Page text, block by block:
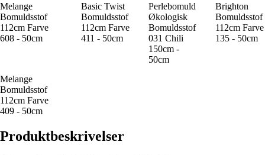
Melange
Bomuldsstof
112cm Farve
608 - 50cm
Basic Twist
Bomuldsstof
112cm Farve
411 - 50cm
Perlebomuld
Økologisk
Bomuldsstof
031 Chili
150cm -
50cm
Brighton
Bomuldsstof
112cm Farve
135 - 50cm
Melange
Bomuldsstof
112cm Farve
409 - 50cm
Produktbeskrivelser